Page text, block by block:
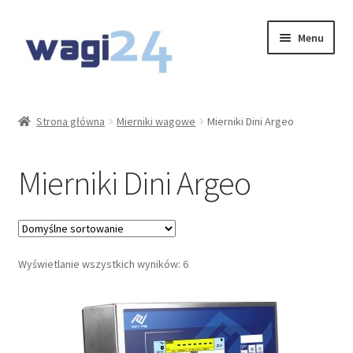
do
do
Menu
Koszyk
Kontakt
Oferta
Strona główna Mierniki wagowe Mierniki Dini Argeo
Mierniki Dini Argeo
Wyświetlanie wszystkich wyników: 6